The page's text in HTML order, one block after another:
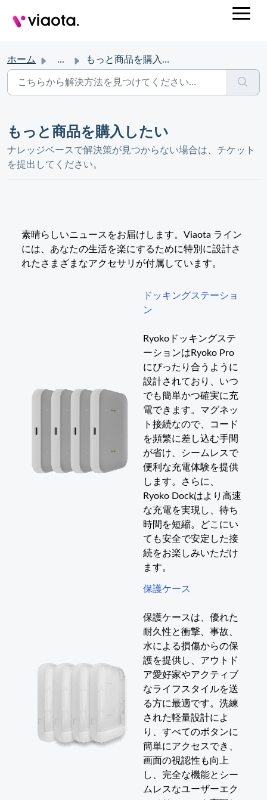
ホーム ... もっと商品を購入したい
もっと商品を購入したい
ナレッジベースで解決策が見つからない場合は、チケット
を提出してください。
素晴らしいニュースをお届けします。Viaota ライン
には、あなたの生活を楽にするために特別に設計さ
れたさまざまなアクセサリが付属しています。
ドッキングステーショ
ン
Ryokoドッキングステ
ーションはRyoko Pro
にぴったり合うように
設計されており、いつ
でも簡単かつ確実に充
電できます。マグネッ
ト接続なので、コード
を頻繁に差し込む手間
が省け、シームレスで
便利な充電体験を提供
します。さらに、
Ryoko Dockはより高速
な充電を実現し、待ち
時間を短縮。どこにい
ても安全で安定した接
続をお楽しみいただけ
ます。
保護ケース
保護ケースは、優れた
耐久性と衝撃、事故、
水による損傷からの保
護を提供し、アウトド
ア愛好家やアクティブ
なライフスタイルを送
る方に最適です。洗練
された軽量設計によ
り、すべてのボタンに
簡単にアクセスでき、
画面の視認性も向上
し、完全な機能とシー
ムレスなユーザーエク